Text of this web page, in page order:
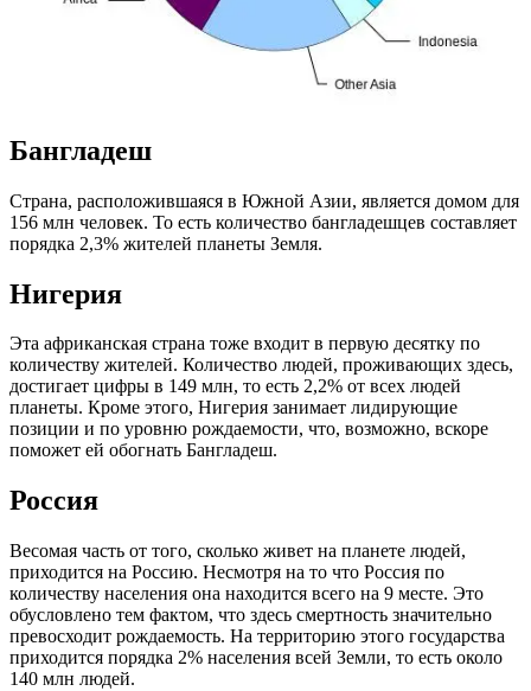
Бангладеш
Страна, расположившаяся в Южной Азии, является домом для
156 млн человек. То есть количество бангладешцев составляет
порядка 2,3% жителей планеты Земля.
Нигерия
Эта африканская страна тоже входит в первую десятку по
количеству жителей. Количество людей, проживающих здесь,
достигает цифры в 149 млн, то есть 2,2% от всех людей
планеты. Кроме этого, Нигерия занимает лидирующие
позиции и по уровню рождаемости, что, возможно, вскоре
поможет ей обогнать Бангладеш.
Россия
Весомая часть от того, сколько живет на планете людей,
приходится на Россию. Несмотря на то что Россия по
количеству населения она находится всего на 9 месте. Это
обусловлено тем фактом, что здесь смертность значительно
превосходит рождаемость. На территорию этого государства
приходится порядка 2% населения всей Земли, то есть около
140 млн людей.